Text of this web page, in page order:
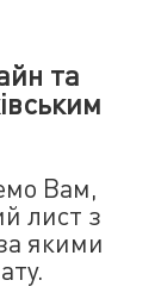
та
Вам,
лист з
якими